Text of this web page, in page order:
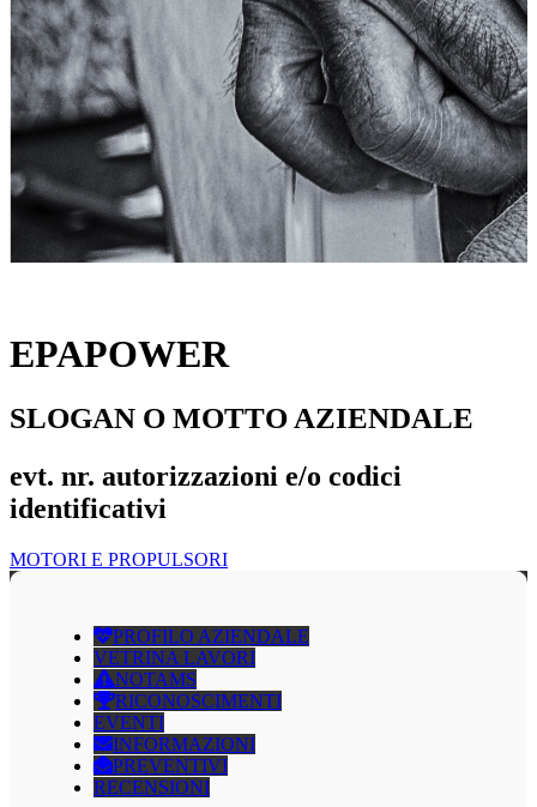
EPAPOWER
SLOGAN O MOTTO AZIENDALE
evt. nr. autorizzazioni e/o codici
identificativi
MOTORI E PROPULSORI
PROFILO AZIENDALE
VETRINA LAVORI
NOTAMS
RICONOSCIMENTI
EVENTI
INFORMAZIONI
PREVENTIVI
RECENSIONI